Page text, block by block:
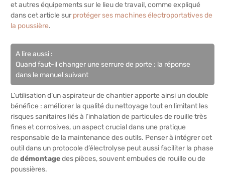
et autres équipements sur le lieu de travail, comme expliqué
dans cet article sur protéger ses machines électroportatives de
la poussière.
A lire aussi :
Quand faut-il changer une serrure de porte : la réponse
dans le manuel suivant
L’utilisation d’un aspirateur de chantier apporte ainsi un double
bénéfice : améliorer la qualité du nettoyage tout en limitant les
risques sanitaires liés à l’inhalation de particules de rouille très
fines et corrosives, un aspect crucial dans une pratique
responsable de la maintenance des outils. Penser à intégrer cet
outil dans un protocole d’électrolyse peut aussi faciliter la phase
de démontagedes pièces, souvent embuées de rouille ou de
poussières.